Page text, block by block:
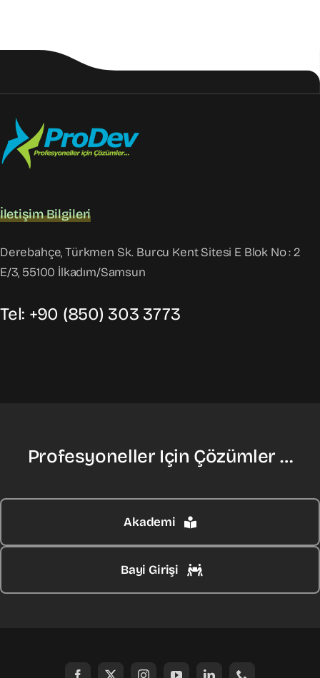
İletişim Bilgileri
Derebahçe, Türkmen Sk. Burcu Kent Sitesi E Blok No : 2
E/3, 55100 İlkadım/Samsun
Tel: +90 (850) 303 3773
Profesyoneller Için Çözümler …
Akademi
Bayi Girişi